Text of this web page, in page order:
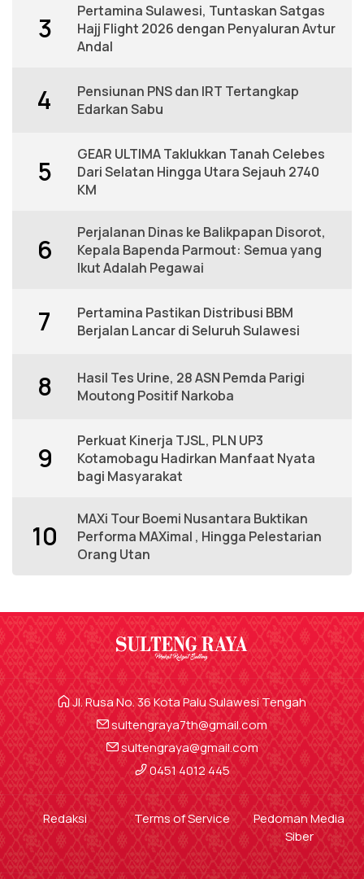
3
Pertamina Sulawesi, Tuntaskan Satgas
Hajj Flight 2026 dengan Penyaluran Avtur
Andal
4
Pensiunan PNS dan IRT Tertangkap
Edarkan Sabu
5
GEAR ULTIMA Taklukkan Tanah Celebes
Dari Selatan Hingga Utara Sejauh 2740
KM
6
Perjalanan Dinas ke Balikpapan Disorot,
Kepala Bapenda Parmout: Semua yang
Ikut Adalah Pegawai
7
Pertamina Pastikan Distribusi BBM
Berjalan Lancar di Seluruh Sulawesi
8
Hasil Tes Urine, 28 ASN Pemda Parigi
Moutong Positif Narkoba
9
Perkuat Kinerja TJSL, PLN UP3
Kotamobagu Hadirkan Manfaat Nyata
bagi Masyarakat
10
MAXi Tour Boemi Nusantara Buktikan
Performa MAXimal , Hingga Pelestarian
Orang Utan
Jl. Rusa No. 36 Kota Palu Sulawesi Tengah
sultengraya7th@gmail.com
sultengraya@gmail.com
0451 4012 445
Redaksi Terms of Service
Pedoman Media
Siber